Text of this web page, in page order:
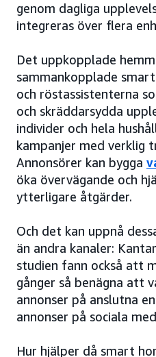
genom dagliga
integreras över flera
Det uppkopplade
sammankopplade
och röstassistenterna
och skräddarsydda
individer och hela
kampanjer med verklig
Annonsörer kan bygga
öka övervägande och
ytterligare åtgärder.
Och det kan uppnå
än andra kanaler:
studien fann också att
gånger så benägna att
annonser på anslutna
annonser på sociala
Hur hjälper då smart